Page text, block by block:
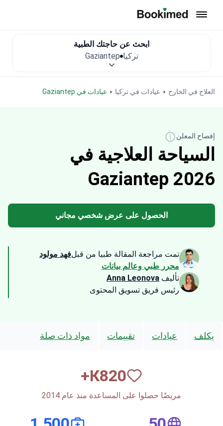
العلاج في الخارج عيادات في تركيا عيادات في Gaziantep
ابحث عن حاجتك الطبية
تركيا Gaziantep
إفصاح المعلن
السياحة العلاجية في
Gaziantep 2026
الحصول على عرض شخصي مجاني
تمت مراجعة المقالة طبيا من قبلفهد مولود
محرر طبي وعالم بيانات
تأليف Anna Leonova
رئيس فريق تسويق المحتوى
يكلف عيادات تقييمات مواد ذات صلة
820
К+
مريضًا حصلوا على المساعدة منذ عام 2014